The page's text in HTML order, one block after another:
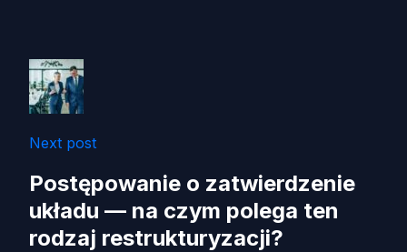
Next post
Postępowanie o zatwierdzenie
układu — na czym polega ten
rodzaj restrukturyzacji?